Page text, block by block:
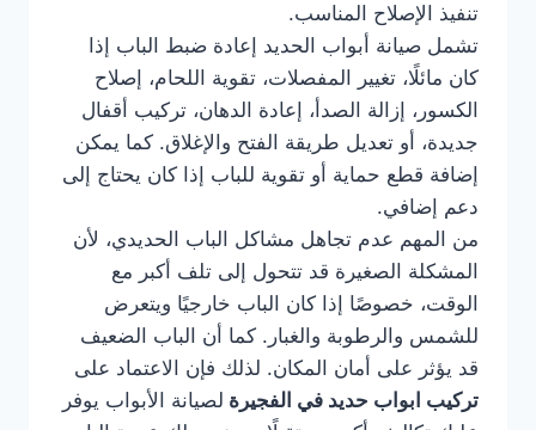
تنفيذ الإصلاح المناسب.
تشمل صيانة أبواب الحديد إعادة ضبط الباب إذا
كان مائلًا، تغيير المفصلات، تقوية اللحام، إصلاح
الكسور، إزالة الصدأ، إعادة الدهان، تركيب أقفال
جديدة، أو تعديل طريقة الفتح والإغلاق. كما يمكن
إضافة قطع حماية أو تقوية للباب إذا كان يحتاج إلى
دعم إضافي.
من المهم عدم تجاهل مشاكل الباب الحديدي، لأن
المشكلة الصغيرة قد تتحول إلى تلف أكبر مع
الوقت، خصوصًا إذا كان الباب خارجيًا ويتعرض
للشمس والرطوبة والغبار. كما أن الباب الضعيف
قد يؤثر على أمان المكان. لذلك فإن الاعتماد على
تركيب ابواب حديد في الفجيرة لصيانة الأبواب يوفر